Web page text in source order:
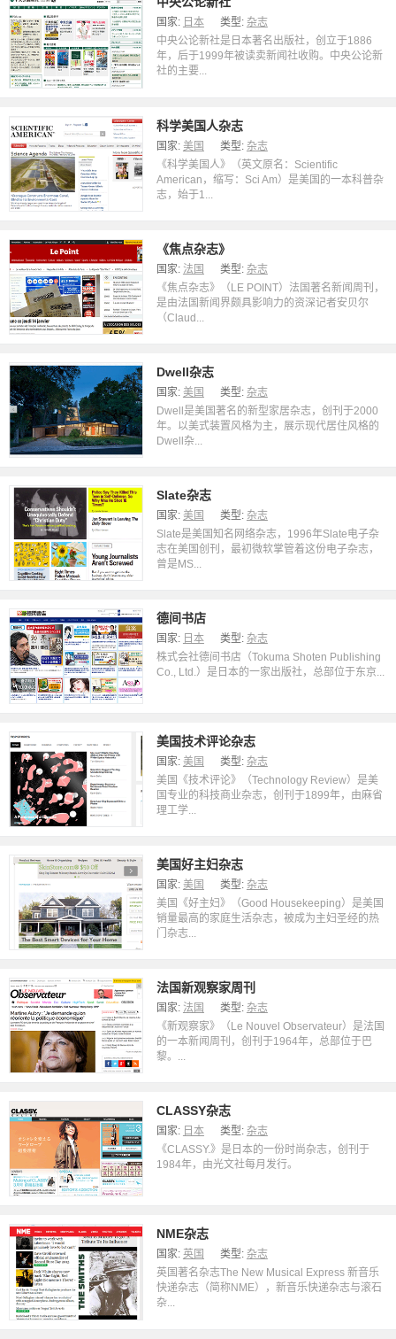
国家: 日本 类型: 杂志
中央公论新社是日本著名出版社，创立于1886
年，后于1999年被读卖新闻社收购。中央公论新
社的主要...
科学美国人杂志
国家: 美国 类型: 杂志
《科学美国人》（英文原名：Scientific
American，缩写：Sci Am）是美国的一本科普杂
志，始于1...
《焦点杂志》
国家: 法国 类型: 杂志
《焦点杂志》（LE POINT）法国著名新闻周刊，
是由法国新闻界颇具影响力的资深记者安贝尔
（Claud...
Dwell杂志
国家: 美国 类型: 杂志
Dwell是美国著名的新型家居杂志，创刊于2000
年。以美式装置风格为主，展示现代居住风格的
Dwell杂...
Slate杂志
国家: 美国 类型: 杂志
Slate是美国知名网络杂志，1996年Slate电子杂
志在美国创刊，最初微软掌管着这份电子杂志，
曾是MS...
德间书店
国家: 日本 类型: 杂志
株式会社德间书店（Tokuma Shoten Publishing
Co., Ltd.）是日本的一家出版社，总部位于东京...
美国技术评论杂志
国家: 美国 类型: 杂志
美国《技术评论》（Technology Review）是美
国专业的科技商业杂志，创刊于1899年，由麻省
理工学...
美国好主妇杂志
国家: 美国 类型: 杂志
美国《好主妇》（Good Housekeeping）是美国
销量最高的家庭生活杂志，被成为主妇圣经的热
门杂志...
法国新观察家周刊
国家: 法国 类型: 杂志
《新观察家》（Le Nouvel Observateur）是法国
的一本新闻周刊，创刊于1964年，总部位于巴
黎。...
CLASSY杂志
国家: 日本 类型: 杂志
《CLASSY.》是日本的一份时尚杂志，创刊于
1984年，由光文社每月发行。
NME杂志
国家: 英国 类型: 杂志
英国著名杂志The New Musical Express 新音乐
快递杂志（简称NME），新音乐快递杂志与滚石
杂...